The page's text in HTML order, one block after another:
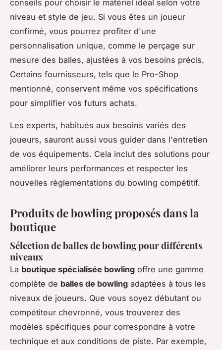
conseils pour choisir le matériel idéal selon votre
niveau et style de jeu. Si vous êtes un joueur
confirmé, vous pourrez profiter d'une
personnalisation unique, comme le perçage sur
mesure des balles, ajustées à vos besoins précis.
Certains fournisseurs, tels que le Pro-Shop
mentionné, conservent même vos spécifications
pour simplifier vos futurs achats.
Les experts, habitués aux besoins variés des
joueurs, sauront aussi vous guider dans l'entretien
de vos équipements. Cela inclut des solutions pour
améliorer leurs performances et respecter les
nouvelles règlementations du bowling compétitif.
Produits de bowling proposés dans la
boutique
Sélection de balles de bowling pour différents
niveaux
La boutique spécialisée bowling offre une gamme
complète de balles de bowling adaptées à tous les
niveaux de joueurs. Que vous soyez débutant ou
compétiteur chevronné, vous trouverez des
modèles spécifiques pour correspondre à votre
technique et aux conditions de piste. Par exemple,